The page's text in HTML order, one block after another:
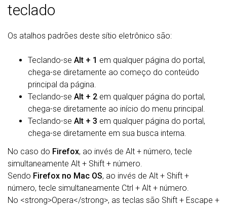
teclado
Os atalhos padrões deste sítio eletrônico são:
Teclando-se Alt + 1 em qualquer página do portal,
chega-se diretamente ao começo do conteúdo
principal da página.
Teclando-se Alt + 2 em qualquer página do portal,
chega-se diretamente ao início do menu principal.
Teclando-se Alt + 3 em qualquer página do portal,
chega-se diretamente em sua busca interna.
No caso do Firefox, ao invés de Alt + número, tecle
simultaneamente Alt + Shift + número.
Sendo Firefox no Mac OS, ao invés de Alt + Shift +
número, tecle simultaneamente Ctrl + Alt + número.
No <strong>Opera</strong>, as teclas são Shift + Escape +